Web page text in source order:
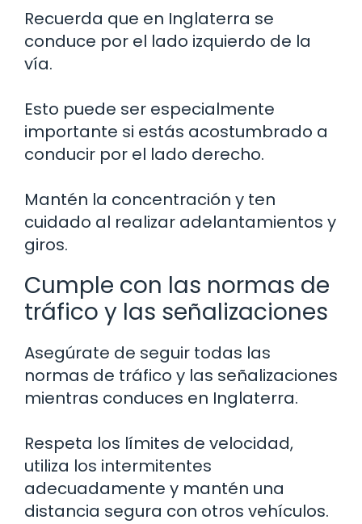
Recuerda que en Inglaterra se
conduce por el lado izquierdo de la
vía.
Esto puede ser especialmente
importante si estás acostumbrado a
conducir por el lado derecho.
Mantén la concentración y ten
cuidado al realizar adelantamientos y
giros.
Cumple con las normas de
tráfico y las señalizaciones
Asegúrate de seguir todas las
normas de tráfico y las señalizaciones
mientras conduces en Inglaterra.
Respeta los límites de velocidad,
utiliza los intermitentes
adecuadamente y mantén una
distancia segura con otros vehículos.